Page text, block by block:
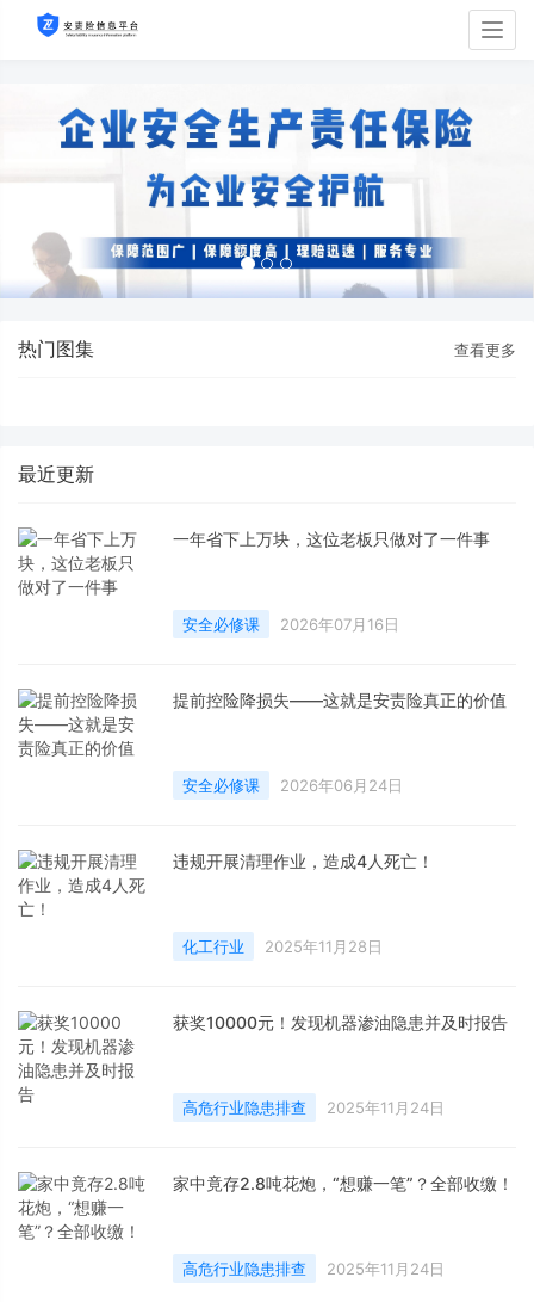
热门图集 查看更多
最近更新
一年省下上万块，这位老板只做对了一件事
安全必修课 2026年07月16日
提前控险降损失——这就是安责险真正的价值
安全必修课 2026年06月24日
违规开展清理作业，造成4人死亡！
化工行业 2025年11月28日
获奖10000元！发现机器渗油隐患并及时报告
高危行业隐患排查 2025年11月24日
家中竟存2.8吨花炮，“想赚一笔”？全部收缴！
高危行业隐患排查 2025年11月24日